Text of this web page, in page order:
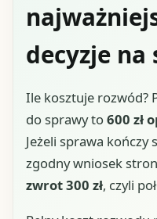
decyzje
Ile kosztuje rozwód?
do sprawy to600 zł
Jeżeli sprawa kończy
zgodny wniosek
zwrot 300 zł, czyli